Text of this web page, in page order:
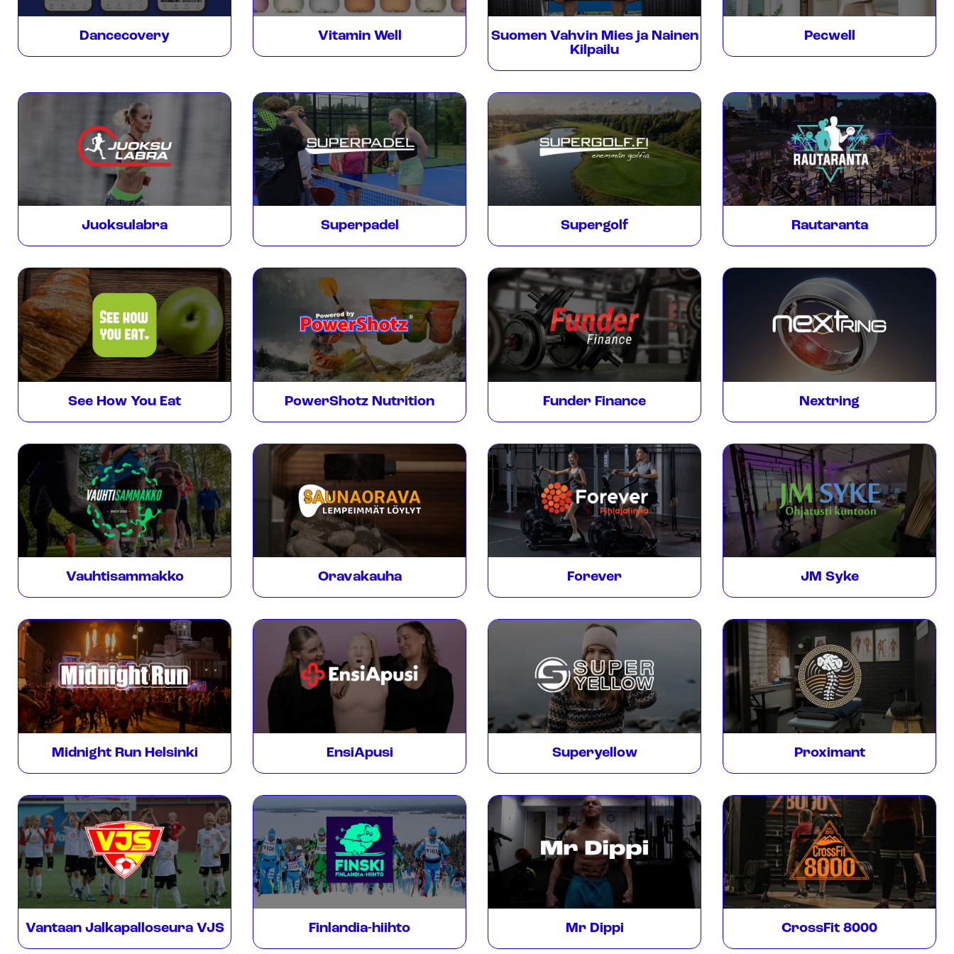
Dancecovery Vitamin Well
Suomen Vahvin Mies ja Nainen
Kilpailu
Pecwell
Juoksulabra Superpadel Supergolf Rautaranta
See How You Eat PowerShotz Nutrition Funder Finance Nextring
Vauhtisammakko Oravakauha Forever JM Syke
Midnight Run Helsinki EnsiApusi Superyellow Proximant
Vantaan Jalkapalloseura VJS Finlandia-hiihto Mr Dippi CrossFit 8000